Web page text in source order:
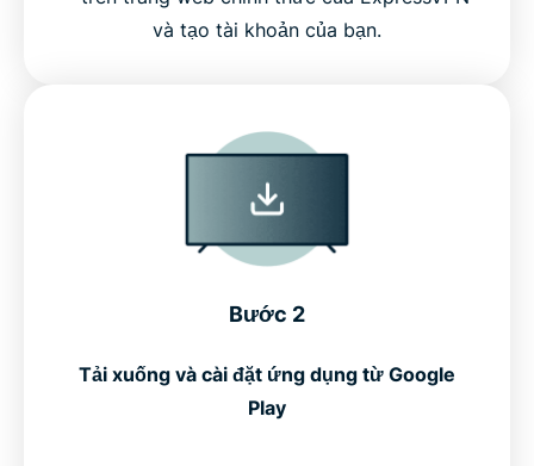
và tạo tài khoản của bạn.
Bước 2
Tải xuống và cài đặt ứng dụng từ Google
Play